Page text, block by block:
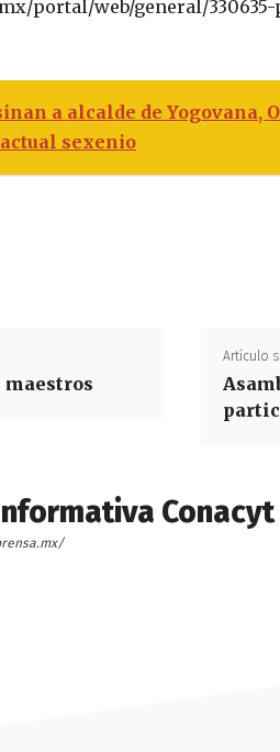
portal/web/general/
a alcalde de Yogovana,
sexenio
maestros
Artículo
Conacyt